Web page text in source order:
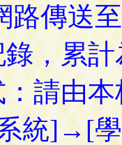
路傳送
，累
請由
統]→[